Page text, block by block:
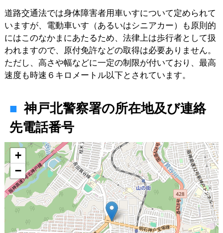
道路交通法では身体障害者用車いすについて定められて
いますが、電動車いす（あるいはシニアカー）も原則的
にはこのなかまにあたるため、法律上は歩行者として扱
われますので、原付免許などの取得は必要ありません。
ただし、高さや幅などに一定の制限が付いており、最高
速度も時速６キロメートル以下とされています。
神戸北警察署の所在地及び連絡
先電話番号
地図
+
−